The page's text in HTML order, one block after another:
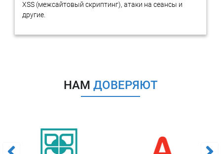
что цена за использование ИС равна стоимости затрат на
её создание. Доходный подход основан на анализе
Для лучшей оценки ИС необходимо учитывать множество
XSS (межсайтовый скриптинг), атаки на сеансы и
другие.
НАМ ДОВЕРЯЮТ